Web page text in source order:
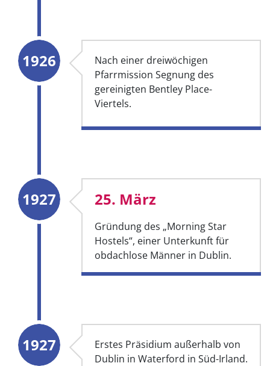
Nach einer dreiwöchigen
Pfarrmission Segnung des
gereinigten Bentley Place-
Viertels.
1926
25. März
Gründung des „Morning Star
Hostels“, einer Unterkunft für
obdachlose Männer in Dublin.
1927
Erstes Präsidium außerhalb von
Dublin in Waterford in Süd-Irland.
1927